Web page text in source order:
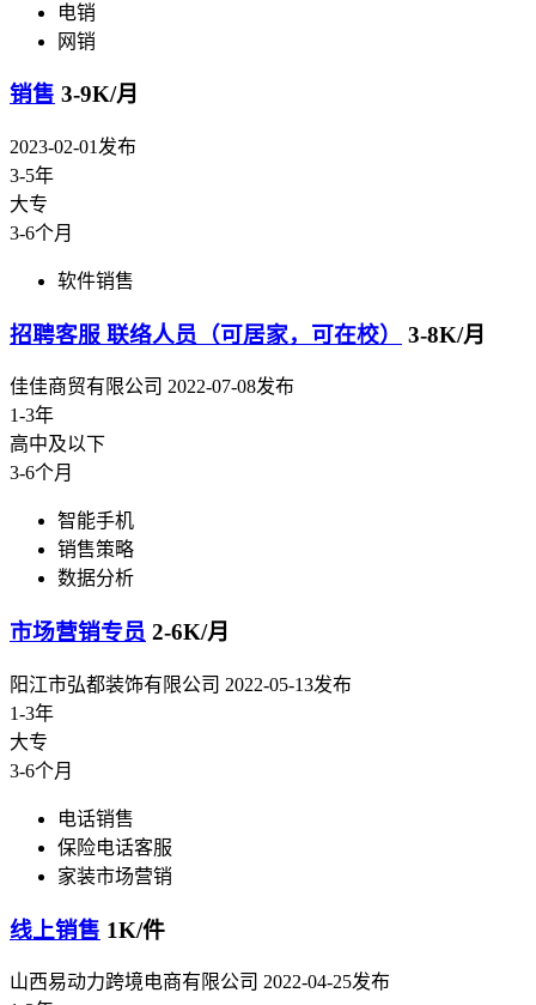
电销
网销
销售 3-9K/月
2023-02-01发布
3-5年
大专
3-6个月
软件销售
招聘客服 联络人员（可居家，可在校） 3-8K/月
佳佳商贸有限公司 2022-07-08发布
1-3年
高中及以下
3-6个月
智能手机
销售策略
数据分析
市场营销专员 2-6K/月
阳江市弘都装饰有限公司 2022-05-13发布
1-3年
大专
3-6个月
电话销售
保险电话客服
家装市场营销
线上销售 1K/件
山西易动力跨境电商有限公司 2022-04-25发布